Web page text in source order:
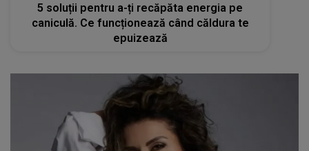
5 soluții pentru a-ți recăpăta energia pe
caniculă. Ce funcționează când căldura te
epuizează